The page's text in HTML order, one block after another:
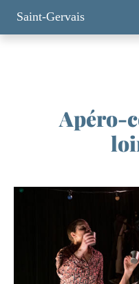
Saint-Gervais
Apéro-